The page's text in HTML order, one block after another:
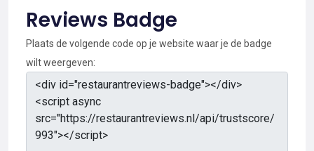
Reviews Badge
Plaats de volgende code op je website waar je de badge
wilt weergeven: